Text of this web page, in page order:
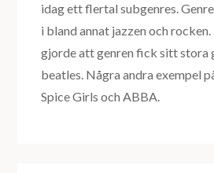
idag ett flertal subgenres.
i bland annat jazzen och
gjorde att genren fick sitt stora
beatles. Några andra exempel
Spice Girls och ABBA.